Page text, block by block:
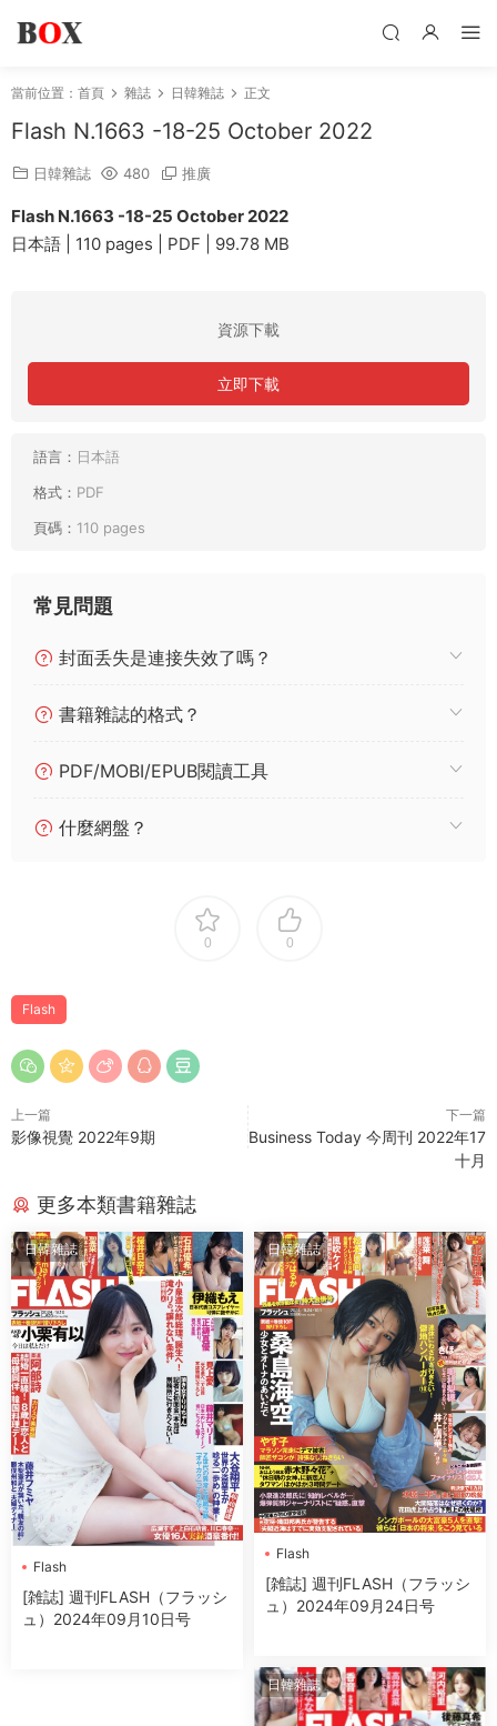
當前位置： 首頁 雜誌 日韓雜誌 正文
Flash N.1663 -18-25 October 2022
日韓雜誌 480 推廣
Flash N.1663 -18-25 October 2022
日本語 | 110 pages | PDF | 99.78 MB
資源下載
立即下載
語言： 日本語
格式： PDF
頁碼： 110 pages
常見問題
封面丢失是連接失效了嗎？
書籍雜誌的格式？
PDF/MOBI/EPUB閱讀工具
什麼網盤？
0 0
Flash
上一篇
影像視覺 2022年9期
下一篇
Business Today 今周刊 2022年17
十月
更多本類書籍雜誌
日韓雜誌
Flash
[雑誌] 週刊FLASH（フラッシ
ュ）2024年09月10日号
日韓雜誌
Flash
[雑誌] 週刊FLASH（フラッシ
ュ）2024年09月24日号
日韓雜誌